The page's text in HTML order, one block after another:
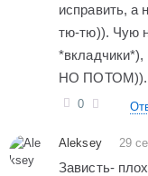
исправить, а
тю-тю)). Чую
*вкладчики*),
НО ПОТОМ)).
0
Aleksey 29
Зависть-